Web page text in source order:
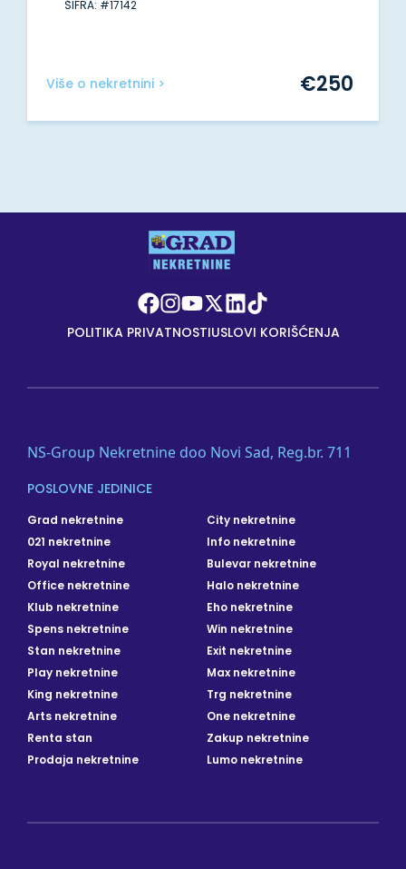
ŠIFRA: #17142
Više o nekretnini > €250
POLITIKA PRIVATNOSTIUSLOVI KORIŠĆENJA
NS-Group Nekretnine doo Novi Sad, Reg.br. 711
POSLOVNE JEDINICE
Grad nekretnine
City nekretnine
021 nekretnine
Info nekretnine
Royal nekretnine
Bulevar nekretnine
Office nekretnine
Halo nekretnine
Klub nekretnine
Eho nekretnine
Spens nekretnine
Win nekretnine
Stan nekretnine
Exit nekretnine
Play nekretnine
Max nekretnine
King nekretnine
Trg nekretnine
Arts nekretnine
One nekretnine
Renta stan
Zakup nekretnine
Prodaja nekretnine
Lumo nekretnine